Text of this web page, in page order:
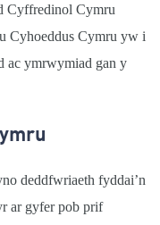
Cyffredinol Cymru
Cyhoeddus Cymru yw i
ac ymrwymiad gan y
deddfwriaeth fyddai’n
ar gyfer pob prif